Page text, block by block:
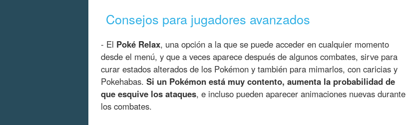
Consejos para jugadores avanzados
- El Poké Relax, una opción a la que se puede acceder en cualquier momento
desde el menú, y que a veces aparece después de algunos combates, sirve para
curar estados alterados de los Pokémon y también para mimarlos, con caricias y
Pokehabas. Si un Pokémon está muy contento, aumenta la probabilidad de
que esquive los ataques, e incluso pueden aparecer animaciones nuevas durante
los combates.